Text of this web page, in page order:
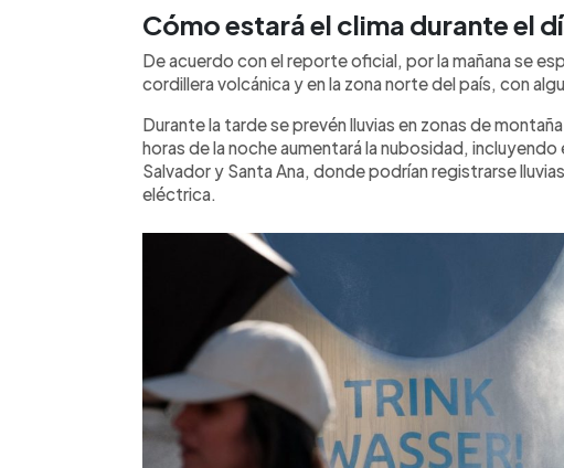
10 y 22 km/h, con brisas de hasta 30 km/h.
seguir actualizaciones oficiales.
Cómo estará el clima durante el
De acuerdo con el reporte oficial, por la mañana se
cordillera volcánica y en la zona norte del país, con
Durante la tarde se prevén lluvias en zonas de
horas de la noche aumentará la nubosidad,
Salvador y Santa Ana, donde podrían registrarse
eléctrica.